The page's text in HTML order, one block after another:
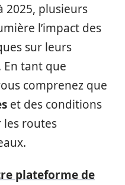
2025, plusieurs
l’impact des
sur leurs
tant que
comprenez que
et des conditions
routes
plateforme de